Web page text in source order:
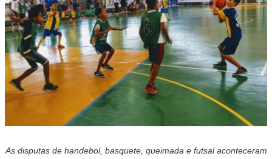
As disputas de handebol, basquete, queimada e futsal aconteceram